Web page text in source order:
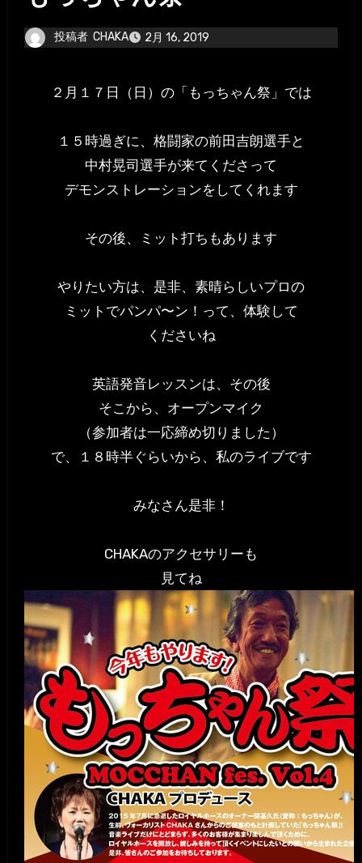
投稿者 CHAKA 2月 16, 2019
２月１７日（日）の「もっちゃん祭」では
１５時過ぎに、格闘家の前田吉朗選手と
中村晃司選手が来てくださって
デモンストレーションをしてくれます
その後、ミット打ちもあります
やりたい方は、是非、素晴らしいプロの
ミットでパンパ〜ン！って、体験して
くださいね
英語発音レッスンは、その後
そこから、オープンマイク
（参加者は一応締め切りました）
で、１８時半ぐらいから、私のライブです
みなさん是非！
CHAKAのアクセサリーも
見てね